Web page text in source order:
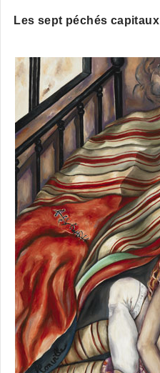
Les sept péchés capitaux